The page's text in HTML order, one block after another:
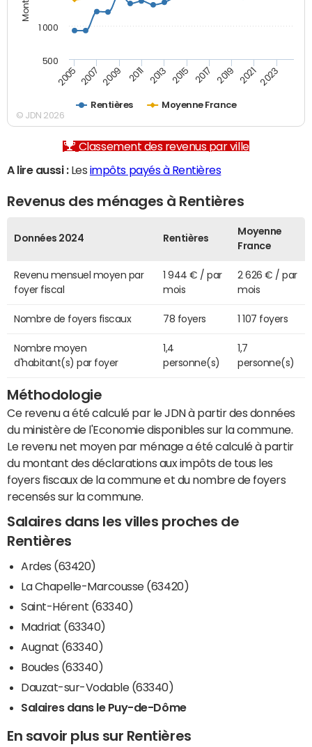
Rentières Moyenne France
2005 2007 2009 2011 2013 2015 2017 2019 2021 2023
500
1 000
© JDN 2026
Classement des revenus par ville
A lire aussi :Les impôts payés à Rentières
Revenus des ménages à Rentières
Données 2024 Rentières
Moyenne
France
Revenu mensuel moyen par
foyer fiscal
1 944 € / par
mois
2 626 € / par
mois
Nombre de foyers fiscaux 78 foyers 1 107 foyers
Nombre moyen
d'habitant(s) par foyer
1,4
personne(s)
1,7
personne(s)
Méthodologie
Ce revenu a été calculé par le JDN à partir des données
du ministère de l'Economie disponibles sur la commune.
Le revenu net moyen par ménage a été calculé à partir
du montant des déclarations aux impôts de tous les
foyers fiscaux de la commune et du nombre de foyers
recensés sur la commune.
Salaires dans les villes proches de
Rentières
Ardes (63420)
La Chapelle-Marcousse (63420)
Saint-Hérent (63340)
Madriat (63340)
Augnat (63340)
Boudes (63340)
Dauzat-sur-Vodable (63340)
Salaires dans le Puy-de-Dôme
En savoir plus sur Rentières